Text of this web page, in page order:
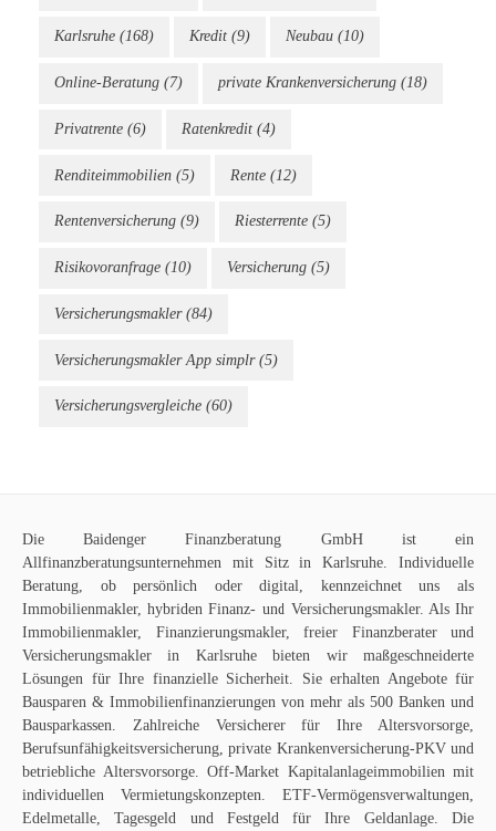
Karlsruhe (168) Kredit (9) Neubau (10)
Online-Beratung (7) private Krankenversicherung (18)
Privatrente (6) Ratenkredit (4)
Renditeimmobilien (5) Rente (12)
Rentenversicherung (9) Riesterrente (5)
Risikovoranfrage (10) Versicherung (5)
Versicherungsmakler(84)
Versicherungsmakler App simplr(5)
Versicherungsvergleiche (60)
DieBaidenger Finanzberatung GmbHist ein
Allfinanzberatungsunternehmen mit Sitz in Karlsruhe. Individuelle
Beratung, ob persönlich oder digital, kennzeichnet uns als
Immobilienmakler, hybriden Finanz- und Versicherungsmakler. Als Ihr
Immobilienmakler, Finanzierungsmakler, freier Finanzberater und
Versicherungsmakler in Karlsruhe bieten wir maßgeschneiderte
Lösungen für Ihre finanzielle Sicherheit. Sie erhalten Angebote für
Bausparen & Immobilienfinanzierungen von mehr als 500 Banken und
Bausparkassen. Zahlreiche Versicherer für Ihre Altersvorsorge
Berufsunfähigkeitsversicherung ,private Krankenversicherung-PKVund
betriebliche Altersvorsorge. Off-Market Kapitalanlageimmobilien mit
individuellen Vermietungskonzepten. ETF-Vermögensverwaltungen,
Edelmetalle, Tagesgeld und Festgeld für Ihre Geldanlage. Die